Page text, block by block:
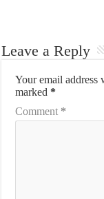
Leave a Reply
Your email address
marked *
Comment *